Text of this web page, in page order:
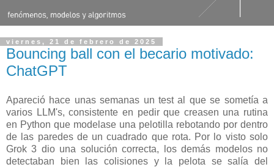
viernes, 21 de febrero de 2025
Bouncing ball con el becario motivado:
ChatGPT
Apareció hace unas semanas un test al que se sometía a
varios LLM's, consistente en pedir que creasen una rutina
en Python que modelase una pelotilla rebotando por dentro
de las paredes de un cuadrado que rota. Por lo visto solo
Grok 3 dio una solución correcta, los demás modelos no
detectaban bien las colisiones y la pelota se salía del